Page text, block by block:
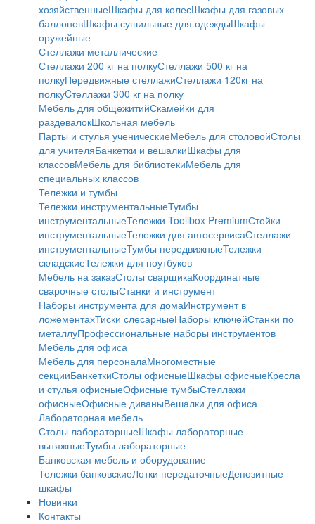
хозяйственныеШкафы для колесШкафы для газовых
баллоновШкафы сушильные для одеждыШкафы
оружейные
Стеллажи металлические
Стеллажи 200 кг на полкуСтеллажи 500 кг на
полкуПередвижные стеллажиСтеллажи 120кг на
полкуCтеллажи 300 кг на полку
Мебель для общежитийСкамейки для
раздевалокШкольная мебель
Парты и стулья ученическиеМебель для столовойСтолы
для учителяБанкетки и вешалкиШкафы для
классовМебель для библиотекиМебель для
специальных классов
Тележки и тумбы
Тележки инструментальныеТумбы
инструментальныеТележки Toollbox PremiumСтойки
инструментальныеТележки для автосервисаСтеллажи
инструментальныеТумбы передвижныеТележки
складскиеТележки для ноутбуков
Мебель на заказСтолы сварщикаКоординатные
сварочные столыСтанки и инструмент
Наборы инструмента для домаИнструмент в
ложементахТиски слесарныеНаборы ключейСтанки по
металлуПрофессиональные наборы инструментов
Мебель для офиса
Мебель для персоналаМногоместные
секцииБанкеткиСтолы офисныеШкафы офисныеКресла
и стулья офисныеОфисные тумбыСтеллажи
офисныеОфисные диваныВешалки для офиса
Лабораторная мебель
Столы лабораторныеШкафы лабораторные
вытяжныеТумбы лабораторные
Банковская мебель и оборудование
Тележки банковскиеЛотки передаточныеДепозитные
шкафы
Новинки
Контакты